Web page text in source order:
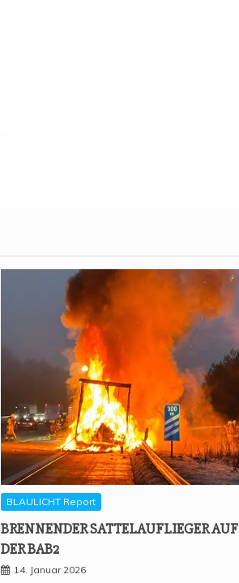
BLAULICHT Report
BREN­NEN­DER SAT­TEL­AUF­LIE­GER AUF
DER BAB2
14. Januar 2026